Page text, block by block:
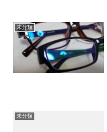
未分類
未分類